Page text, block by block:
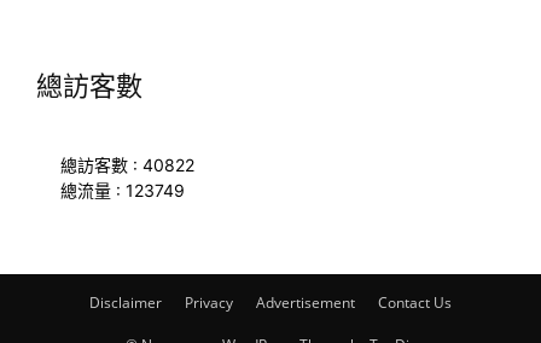
總訪客數
總訪客數 : 40822
總流量 : 123749
Disclaimer Privacy Advertisement Contact Us